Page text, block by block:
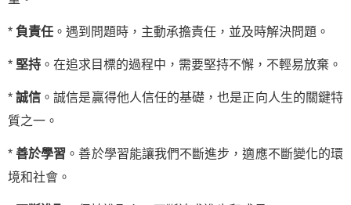
* 負責任 。遇到問題時，主動承擔責任，並及時解決問題。
* 堅持 。在追求目標的過程中，需要堅持不懈，不輕易放棄。
*誠信 。誠信是贏得他人信任的基礎，也是正向人生的關鍵特
質之一。
*善於學習 。善於學習能讓我們不斷進步，適應不斷變化的環
境和社會。